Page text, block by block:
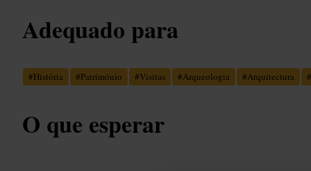
Adequado para
#História #Património #Visitas #Arqueologia #Arquitectura #
O que esperar